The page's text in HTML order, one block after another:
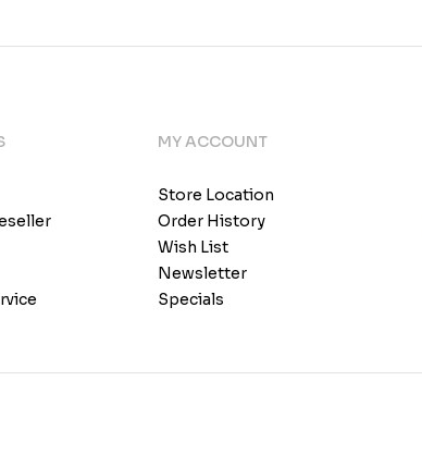
MY ACCOUNT
Store Location
Order History
Wish List
Newsletter
Specials